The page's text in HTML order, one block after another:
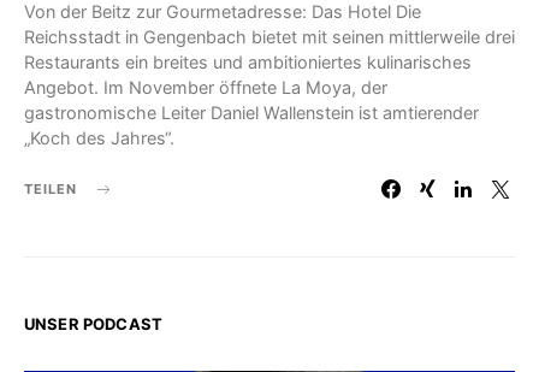
Von der Beitz zur Gourmetadresse: Das Hotel Die
Reichsstadt in Gengen­bach bietet mit seinen mittlerweile drei
Restaurants ein breites und ambitioniertes kulinarisches
Angebot. Im November öffnete La Moya, der
gastronomische Leiter Daniel Wallenstein ist amtierender
„Koch des Jahres“.
TEILEN
UNSER PODCAST